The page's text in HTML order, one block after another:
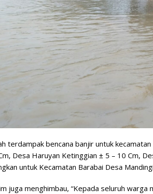
terdampak bencana banjir untuk
Desa Haruyan Ketinggian ± 5 – 10 Cm,
untuk Kecamatan Barabai Desa
juga menghimbau, “Kepada seluruh